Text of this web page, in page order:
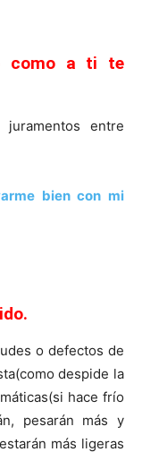
como a ti te
juramentos entre
bien con mi
o defectos de
despide la
hace frío
pesarán más y
más ligeras